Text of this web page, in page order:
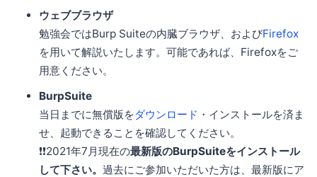
ウェブブラウザ
勉強会ではBurp Suiteの内臓ブラウザ、およびFirefox
を用いて解説いたします。可能であれば、Firefoxをご
用意ください。
BurpSuite
当日までに無償版をダウンロード ・インストールを済ま
せ、起動できることを確認してください。
❗❗2021年7月現在の最新版のBurpSuiteをインストール
して下さい。 過去にご参加いただいた方は、最新版にア